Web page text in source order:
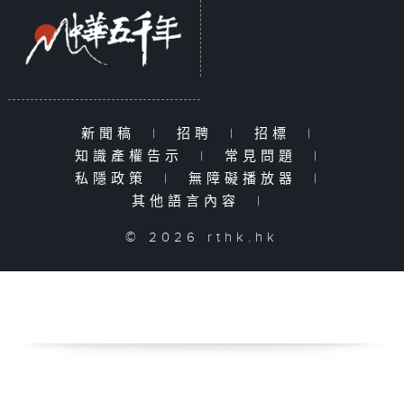
新聞稿 | 招聘 | 招標
|
知識產權告示
| 常見問題
|
私隱政策
| 無障礙播放器
|
其他語言內容
|
© 2026 rthk.hk